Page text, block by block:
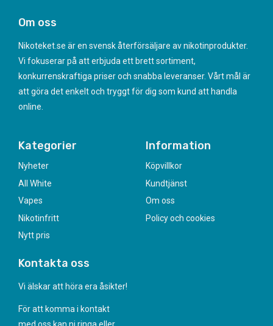
Om oss
Nikoteket.se är en svensk återförsäljare av nikotinprodukter.
Vi fokuserar på att erbjuda ett brett sortiment,
konkurrenskraftiga priser och snabba leveranser. Vårt mål är
att göra det enkelt och tryggt för dig som kund att handla
online.
Kategorier
Nyheter
All White
Vapes
Nikotinfritt
Nytt pris
Information
Köpvillkor
Kundtjänst
Om oss
Policy och cookies
Kontakta oss
Vi älskar att höra era åsikter!
För att komma i kontakt